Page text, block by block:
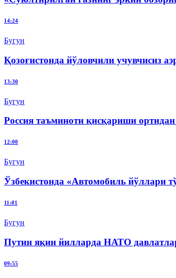
14:24
Бугун
Қозоғистонда йўловчили учувчисиз
13:30
Бугун
Россия таъминоти қисқариши
12:00
Бугун
Ўзбекистонда «Автомобиль йўллари
11:01
Бугун
Путин яқин йилларда НАТО
09:55